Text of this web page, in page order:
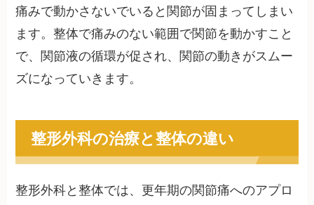
痛みで動かさないでいると関節が固まってしまい
ます。整体で痛みのない範囲で関節を動かすこと
で、関節液の循環が促され、関節の動きがスムー
ズになっていきます。
整形外科の治療と整体の違い
整形外科と整体では、更年期の関節痛へのアプロ